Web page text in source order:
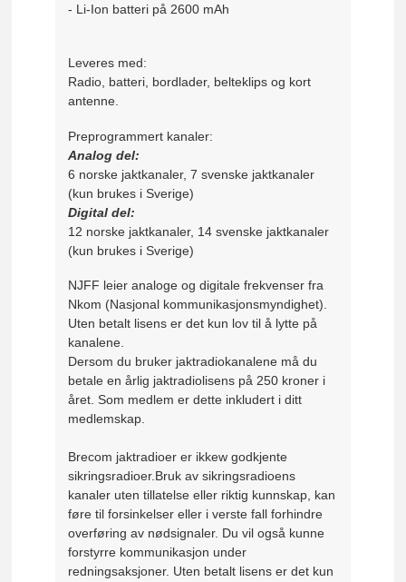
- Li-Ion batteri på 2600 mAh
Leveres med:
Radio, batteri, bordlader, belteklips og kort
antenne.
Preprogrammert kanaler:
Analog del:
6 norske jaktkanaler, 7 svenske jaktkanaler
(kun brukes i Sverige)
Digital del:
12 norske jaktkanaler, 14 svenske jaktkanaler
(kun brukes i Sverige)
NJFF leier analoge og digitale frekvenser fra
Nkom (Nasjonal kommunikasjonsmyndighet).
Uten betalt lisens er det kun lov til å lytte på
kanalene.
Dersom du bruker jaktradiokanalene må du
betale en årlig jaktradiolisens på 250 kroner i
året. Som medlem er dette inkludert i ditt
medlemskap.
Brecom jaktradioer er ikkew godkjente
sikringsradioer.Bruk av sikringsradioens
kanaler uten tillatelse eller riktig kunnskap, kan
føre til forsinkelser eller i verste fall forhindre
overføring av nødsignaler. Du vil også kunne
forstyrre kommunikasjon under
redningsaksjoner. Uten betalt lisens er det kun